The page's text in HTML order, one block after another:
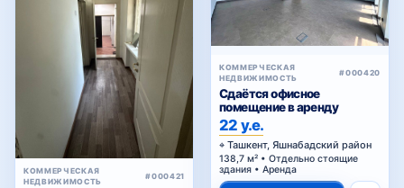
КОММЕРЧЕСКАЯ
НЕДВИЖИМОСТЬ
#000421
КОММЕРЧЕСКАЯ
НЕДВИЖИМОСТЬ
#000420
Сдаётся офисное
помещение в аренду
22 у.е.
Ташкент, Яшнабадский район
138,7 м² • Отдельно стоящие
здания • Аренда